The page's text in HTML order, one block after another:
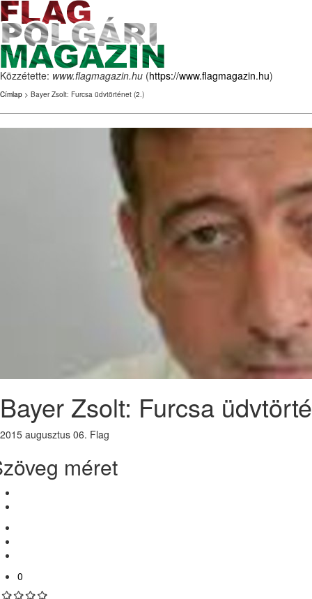
Közzétette: www.flagmagazin.hu (https://www.flagmagazin.hu)
Címlap > Bayer Zsolt: Furcsa üdvtörténet (2.)
Bayer Zsolt: Furcsa
2015 augusztus 06. Flag
méret
0